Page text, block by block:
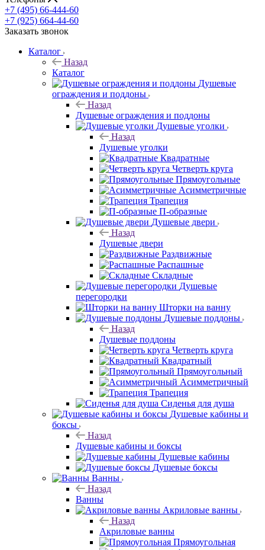
+7 (495) 66-444-60
+7 (925) 664-44-60
Заказать звонок
Каталог
Назад
Каталог
Душевые
ограждения и поддоны
Назад
Душевые ограждения и поддоны
Душевые уголки
Назад
Душевые уголки
Квадратные
Четверть круга
Прямоугольные
Асимметричные
Трапеция
П-образные
Душевые двери
Назад
Душевые двери
Раздвижные
Распашные
Складные
Душевые
перегородки
Шторки на ванну
Душевые поддоны
Назад
Душевые поддоны
Четверть круга
Квадратный
Прямоугольный
Асимметричный
Трапеция
Сиденья для душа
Душевые кабины и
боксы
Назад
Душевые кабины и боксы
Душевые кабины
Душевые боксы
Ванны
Назад
Ванны
Акриловые ванны
Назад
Акриловые ванны
Прямоугольная